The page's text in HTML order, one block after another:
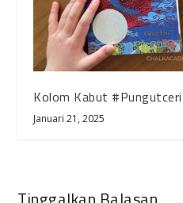
Kolom Kabut
Januari 21, 2025